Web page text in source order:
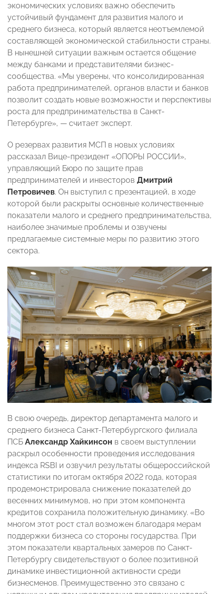
экономических условиях важно обеспечить
устойчивый фундамент для развития малого и
среднего бизнеса, который является неотъемлемой
составляющей экономической стабильности страны.
В нынешней ситуации важным остается общение
между банками и представителями бизнес-
сообщества. «Мы уверены, что консолидированная
работа предпринимателей, органов власти и банков
позволит создать новые возможности и перспективы
роста для предпринимательства в Санкт-
Петербурге», — считает эксперт.
О резервах развития МСП в новых условиях
рассказал Вице-президент «ОПОРЫ РОССИИ»,
управляющий Бюро по защите прав
предпринимателей и инвесторов Дмитрий
Петровичев. Он выступил с презентацией, в ходе
которой были раскрыты основные количественные
показатели малого и среднего предпринимательства,
наиболее значимые проблемы и озвучены
предлагаемые системные меры по развитию этого
сектора.
В свою очередь, директор департамента малого и
среднего бизнеса Санкт-Петербургского филиала
ПСБ Александр Хайкинсон в своем выступлении
раскрыл особенности проведения исследования
индекса RSBI и озвучил результаты общероссийской
статистики по итогам октября 2022 года, которая
продемонстрировала снижение показателей до
весенних минимумов, но при этом компонента
кредитов сохранила положительную динамику. «Во
многом этот рост стал возможен благодаря мерам
поддержки бизнеса со стороны государства. При
этом показатели квартальных замеров по Санкт-
Петербургу свидетельствуют о более позитивной
динамике инвестиционной активности среди
бизнесменов. Преимущественно это связано с